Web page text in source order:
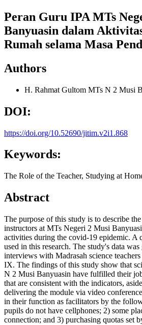
Peran Guru IPA MTs
Banyuasin dalam
Rumah selama Masa
Authors
H. Rahmat Gultom MTs N 2 Musi
DOI:
https://doi.org/10.52690/jitim.v2i1.868
Keywords:
The Role of the Teacher, Studying at
Abstract
The purpose of this study is to describe
instructors at MTs Negeri 2 Musi
activities during the covid-19 epidemic. A
used in this research. The study's data
interviews with Madrasah science
IX. The findings of this study show that
N 2 Musi Banyuasin have fulfilled their
that are consistent with the indicators,
delivering the module via video
in their function as facilitators by the
pupils do not have cellphones; 2) some
connection; and 3) purchasing quotas set